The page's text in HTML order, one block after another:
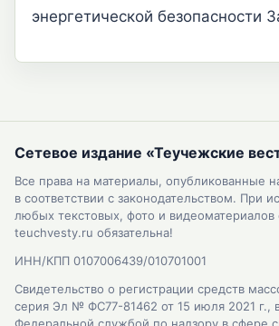
энергетической безопасности
Сетевое издание «Теучежские
Все права на материалы, опубликованные
в соответствии с законодательством. При
любых текстовых, фото и видеоматериалов
teuchvesty.ru обязательна!
ИНН/КПП 0107006439/010701001
Свидетельство о регистрации средств
серия Эл № ФС77-81462 от 15 июля 2021 г.,